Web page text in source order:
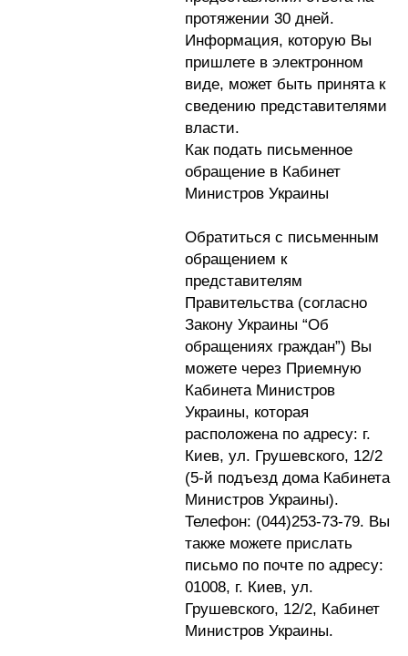
протяжении 30 дней.
Информация, которую Вы
пришлете в электронном
виде, может быть принята к
сведению представителями
власти.
Как подать письменное
обращение в Кабинет
Министров Украины
Обратиться с письменным
обращением к
представителям
Правительства (согласно
Закону Украины “Об
обращениях граждан”) Вы
можете через Приемную
Кабинета Министров
Украины, которая
расположена по адресу: г.
Киев, ул. Грушевского, 12/2
(5-й подъезд дома Кабинета
Министров Украины).
Телефон: (044)253-73-79. Вы
также можете прислать
письмо по почте по адресу:
01008, г. Киев, ул.
Грушевского, 12/2, Кабинет
Министров Украины.